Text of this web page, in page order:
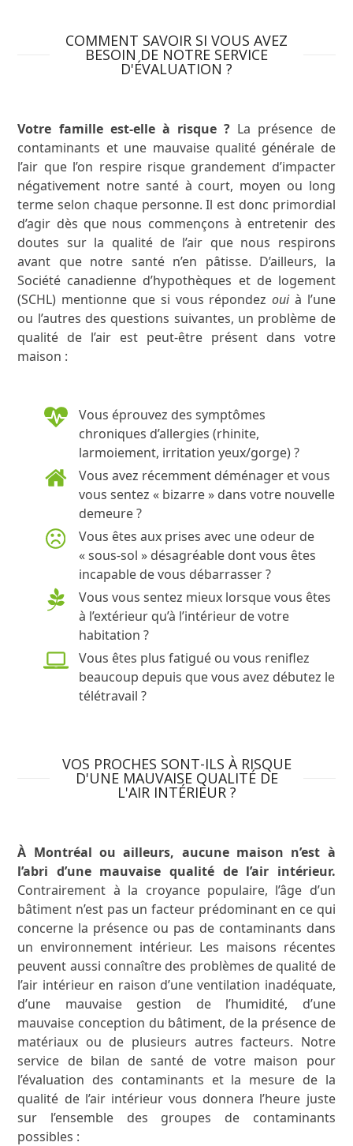
COMMENT SAVOIR SI VOUS AVEZ
BESOIN DE NOTRE SERVICE
D'ÉVALUATION ?
Votre famille est-elle à risque ? La présence de
contaminants et une mauvaise qualité générale de
l’air que l’on respire risque grandement d’impacter
négativement notre santé à court, moyen ou long
terme selon chaque personne. Il est donc primordial
d’agir dès que nous commençons à entretenir des
doutes sur la qualité de l’air que nous respirons
avant que notre santé n’en pâtisse. D’ailleurs, la
Société canadienne d’hypothèques et de logement
(SCHL) mentionne que si vous répondezoui à l’une
ou l’autres des questions suivantes, un problème de
qualité de l’air est peut-être présent dans votre
maison :
Vous éprouvez des symptômes
chroniques d’allergies (rhinite,
larmoiement, irritation yeux/gorge) ?
Vous avez récemment déménager et vous
vous sentez « bizarre » dans votre nouvelle
demeure ?
Vous êtes aux prises avec une odeur de
« sous-sol » désagréable dont vous êtes
incapable de vous débarrasser ?
Vous vous sentez mieux lorsque vous êtes
à l’extérieur qu’à l’intérieur de votre
habitation ?
Vous êtes plus fatigué ou vous reniflez
beaucoup depuis que vous avez débutez le
télétravail ?
VOS PROCHES SONT-ILS À RISQUE
D'UNE MAUVAISE QUALITÉ DE
L'AIR INTÉRIEUR ?
À Montréal ou ailleurs, aucune maison n’est à
l’abri d’une mauvaise qualité de l’air intérieur.
Contrairement à la croyance populaire, l’âge d’un
bâtiment n’est pas un facteur prédominant en ce qui
concerne la présence ou pas de contaminants dans
un environnement intérieur. Les maisons récentes
peuvent aussi connaître des problèmes de qualité de
l’air intérieur en raison d’une ventilation inadéquate,
d’une mauvaise gestion de l’humidité, d’une
mauvaise conception du bâtiment, de la présence de
matériaux ou de plusieurs autres facteurs. Notre
service de bilan de santé de votre maison pour
l’évaluation des contaminants et la mesure de la
qualité de l’air intérieur vous donnera l’heure juste
sur l’ensemble des groupes de contaminants
possibles :